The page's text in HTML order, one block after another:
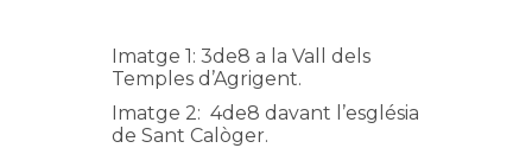
Imatge 1: 3de8 a la Vall dels
Temples d’Agrigent.
Imatge 2: 4de8 davant l’església
de Sant Calòger.